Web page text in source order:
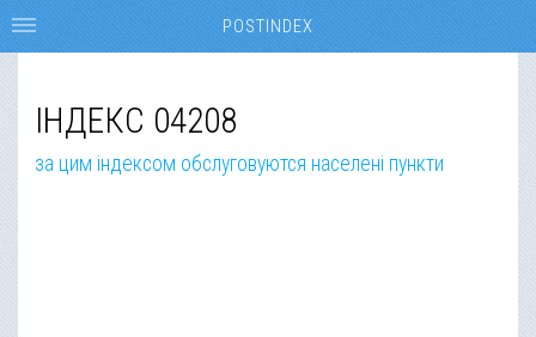
ІНДЕКС 04208
за цим індексом обслуговуются населені пункти
POSTINDEX